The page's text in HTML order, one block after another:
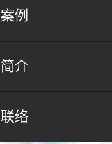
案例
简介
联络